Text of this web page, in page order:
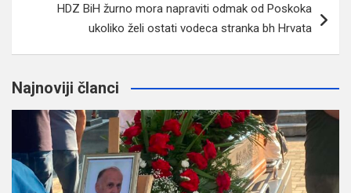
HDZ BiH žurno mora napraviti odmak od Poskoka
ukoliko želi ostati vodeca stranka bh Hrvata
Najnoviji članci